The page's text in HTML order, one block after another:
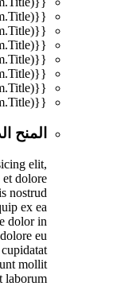
{{mmc.getCurrentTranslation(item.Title)}}
{{mmc.getCurrentTranslation(item.Title)}}
{{mmc.getCurrentTranslation(item.Title)}}
{{mmc.getCurrentTranslation(item.Title)}}
{{mmc.getCurrentTranslation(item.Title)}}
{{mmc.getCurrentTranslation(item.Title)}}
{{mmc.getCurrentTranslation(item.Title)}}
المنح
elit,
dolore
nostrud
ex ea
dolor in
eu
mollit
laborum.